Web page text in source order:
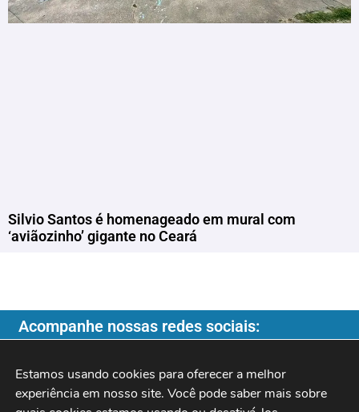
Silvio Santos é homenageado em mural com
‘aviãozinho’ gigante no Ceará
Acompanhe nossas redes sociais:
Estamos usando cookies para oferecer a melhor
experiência em nosso site. Você pode saber mais sobre